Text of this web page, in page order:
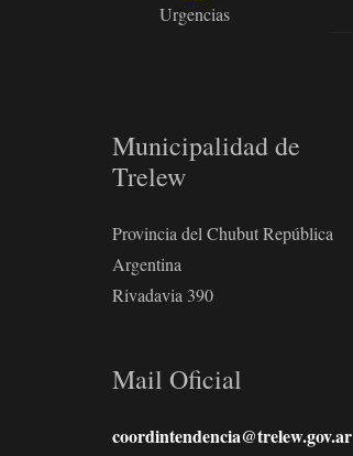
Urgencias
Municipalidad de
Trelew
Provincia del Chubut República
Argentina
Rivadavia 390
Mail Oficial
coordintendencia@trelew.gov.ar